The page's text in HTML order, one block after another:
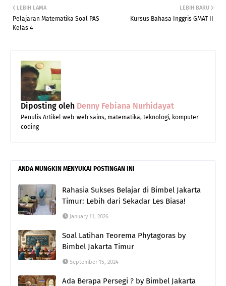
LEBIH BARU
Kursus Bahasa Inggris GMAT II
LEBIH LAMA
Pelajaran Matematika Soal PAS
Kelas 4
Diposting oleh Denny Febiana Nurhidayat
Penulis Artikel web-web sains, matematika, teknologi, komputer
coding
ANDA MUNGKIN MENYUKAI POSTINGAN INI
Rahasia Sukses Belajar di Bimbel Jakarta
Timur: Lebih dari Sekadar Les Biasa!
January 11, 2026
Soal Latihan Teorema Phytagoras by
Bimbel Jakarta Timur
September 15, 2024
Ada Berapa Persegi ? by Bimbel Jakarta